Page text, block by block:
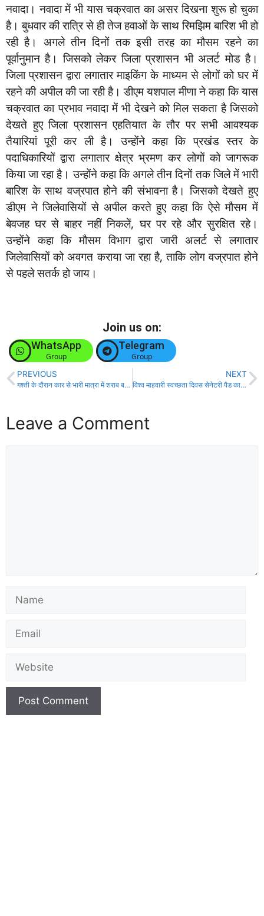
नवादा। नवादा में भी यास चक्रवात का असर दिखना शुरू हो चुका
है। बुधवार की रात्रि से ही तेज हवाओं के साथ रिमझिम बारिश भी हो
रही है। अगले तीन दिनों तक इसी तरह का मौसम रहने का
पूर्वानुमान है। जिसको लेकर जिला प्रशासन भी अलर्ट मोड है।
जिला प्रशासन द्वारा लगातार माइकिंग के माध्यम से लोगों को घर में
रहने की अपील की जा रही है। डीएम यशपाल मीणा ने कहा कि यास
चक्रवात का प्रभाव नवादा में भी देखने को मिल सकता है जिसको
देखते हुए जिला प्रशासन एहतियात के तौर पर सभी आवश्यक
तैयारियां पूरी कर ली है। उन्होंने कहा कि प्रखंड स्तर के
पदाधिकारियों द्वारा लगातार क्षेत्र भ्रमण कर लोगों को जागरूक
किया जा रहा है। उन्होंने कहा कि अगले तीन दिनों तक जिले में भारी
बारिश के साथ वज्रपात होने की संभावना है। जिसको देखते हुए
डीएम ने जिलेवासियों से अपील करते हुए कहा कि ऐसे मौसम में
बेवजह घर से बाहर नहीं निकलें, घर पर रहे और सुरक्षित रहे।
उन्होंने कहा कि मौसम विभाग द्वारा जारी अलर्ट से लगातार
जिलेवासियों को अवगत कराया जा रहा है, ताकि लोग वज्रपात होने
से पहले सतर्क हो जाय।
Join us on:
WhatsApp
Group
Telegram
Group
PREVIOUS
गश्ती के दौरान कार से भारी मात्रा में शराब बरामद ,दो करोबारी गिरफ्तार!
NEXT
विश्व माहवारी स्वच्छता दिवस सेनेटरी पैड का इस्तेमाल करेगा संक्रमण से सुरक्षा!
Leave a Comment